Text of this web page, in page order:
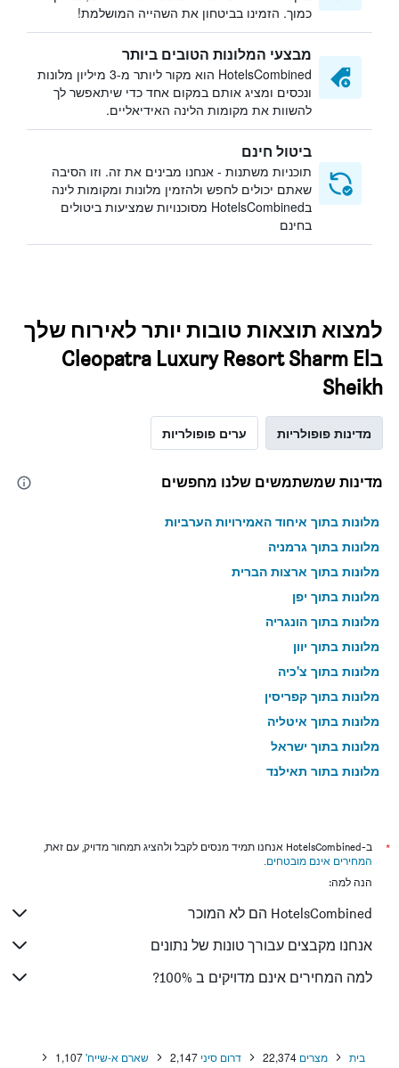
כמוך. הזמינו בביטחון את השהייה המושלמת!
מבצעי המלונות הטובים ביותר
HotelsCombined הוא מקור ליותר מ-3 מיליון מלונות
ונכסים ומציג אותם במקום אחד כדי שיתאפשר לך
להשוות את מקומות הלינה האידיאליים.
ביטול חינם
תוכניות משתנות - אנחנו מבינים את זה. וזו הסיבה
שאתם יכולים לחפש ולהזמין מלונות ומקומות לינה
בHotelsCombined מסוכנויות שמציעות ביטולים
בחינם
למצוא תוצאות טובות יותר לאירוח שלך
בCleopatra Luxury Resort Sharm El
Sheikh
מדינות פופולריות ערים פופולריות
מדינות שמשתמשים שלנו מחפשים
מלונות בתוך איחוד האמירויות הערביות
מלונות בתוך גרמניה
מלונות בתוך ארצות הברית
מלונות בתוך יפן
מלונות בתוך הונגריה
מלונות בתוך יוון
מלונות בתוך צ'כיה
מלונות בתוך קפריסין
מלונות בתוך איטליה
מלונות בתוך ישראל
מלונות בתוך תאילנד
*
ב-HotelsCombined אנחנו תמיד מנסים לקבל ולהציג תמחור מדויק, עם זאת,
המחירים אינם מובטחים.
הנה למה:
HotelsCombined הם לא המוכר
אנחנו מקבצים עבורך טונות של נתונים
למה המחירים אינם מדויקים ב 100%?
בית מצרים 22,374 דרום סיני 2,147 שארם א-שייח'1,107